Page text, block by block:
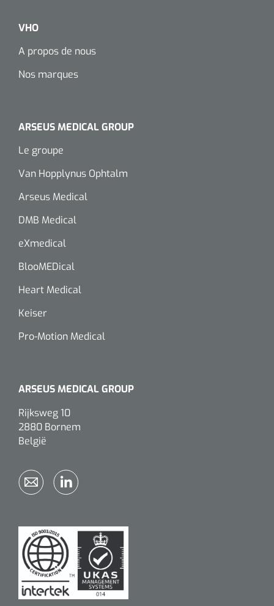
VHO
A propos de nous
Nos marques
ARSEUS MEDICAL GROUP
Le groupe
Van Hopplynus Ophtalm
Arseus Medical
DMB Medical
eXmedical
BlooMEDical
Heart Medical
Keiser
Pro-Motion Medical
ARSEUS MEDICAL GROUP
Rijksweg 10
2880 Bornem
België